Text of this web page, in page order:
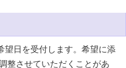
日を受付します。希望に添
整させていただくことがあ